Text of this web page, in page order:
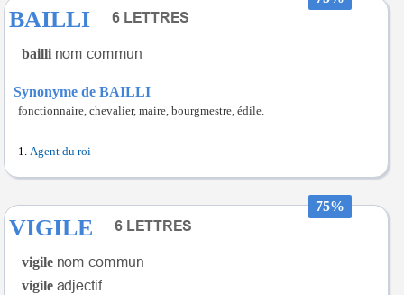
BAILLI
bailli
Synonyme de BAILLI
fonctionnaire, chevalier, maire, bourgmestre, édile.
Agent du roi
75%
VIGILE
vigile
vigile